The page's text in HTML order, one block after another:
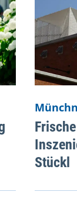
Stückl